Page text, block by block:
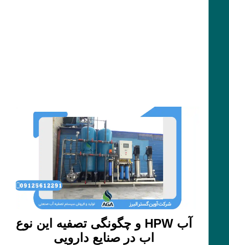
آب HPW و چگونگی تصفیه این نوع
اب در صنایع دارویی